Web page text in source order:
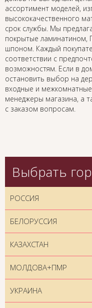
ассортимент моделей,
высококачественного
срок службы. Мы
покрытые ламинатином,
шпоном. Каждый
соответствии с
возможностям. Если в
остановить выбор на
входные и
менеджеры магазина, а
с заказом вопросам.
Выбрать
РОССИЯ
БЕЛОРУССИЯ
КАЗАХСТАН
МОЛДОВА+ПМР
УКРАИНА